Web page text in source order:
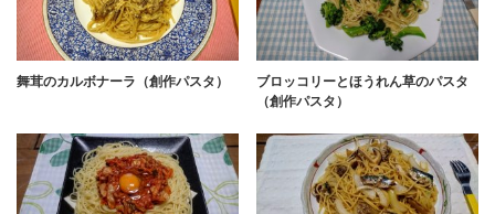
舞茸のカルボナーラ（創作パスタ）
ブロッコリーとほうれん草のパスタ
（創作パスタ）